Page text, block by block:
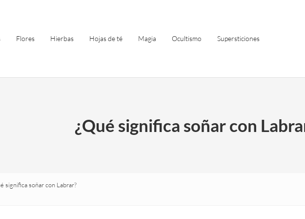
Flores Hierbas Hojas de té Magia Ocultismo Supersticiones
¿Qué significa soñar con
significa soñar con Labrar?